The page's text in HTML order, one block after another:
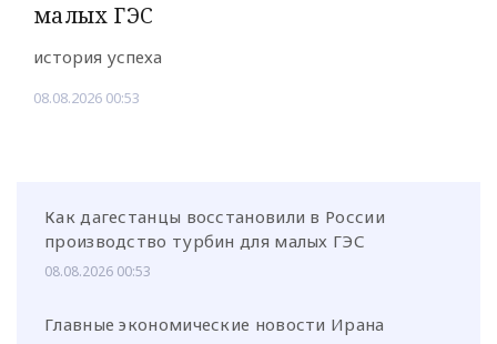
малых ГЭС
история успеха
08.08.2026 00:53
Как дагестанцы восстановили в России
производство турбин для малых ГЭС
08.08.2026 00:53
Главные экономические новости Ирана